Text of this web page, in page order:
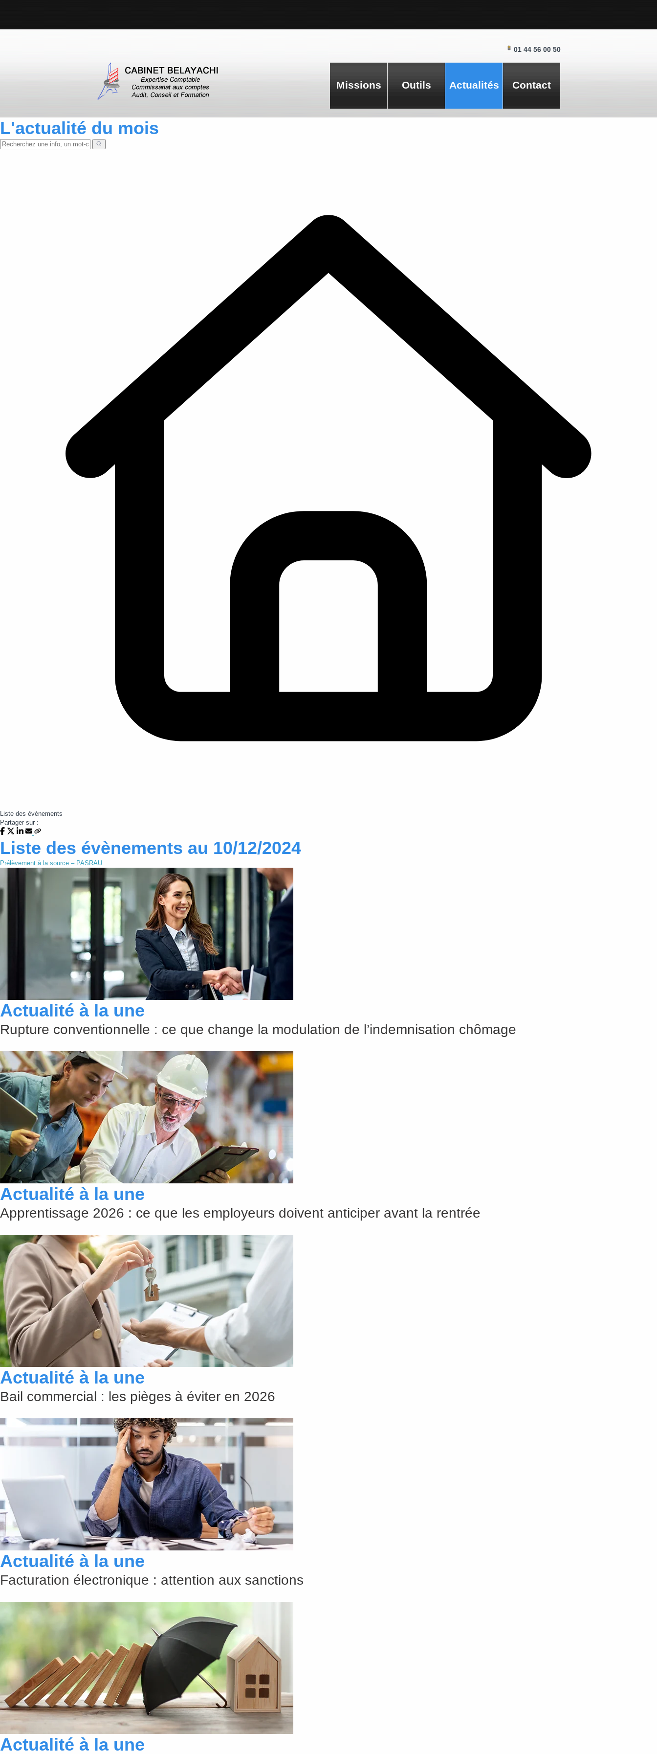
01 44 56 00 50
Missions Outils Actualités Contact
L'actualité du mois
Liste des évènements
Partager sur :
Liste des évènements au 10/12/2024
Prélèvement à la source – PASRAU
Actualité à la une
Rupture conventionnelle : ce que change la modulation de l’indemnisation chômage
Actualité à la une
Apprentissage 2026 : ce que les employeurs doivent anticiper avant la rentrée
Actualité à la une
Bail commercial : les pièges à éviter en 2026
Actualité à la une
Facturation électronique : attention aux sanctions
Actualité à la une